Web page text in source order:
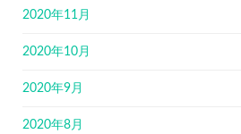
2020年11月
2020年10月
2020年9月
2020年8月